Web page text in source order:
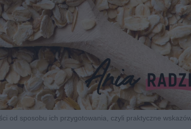
od sposobu ich przygotowania, czyli praktyczne